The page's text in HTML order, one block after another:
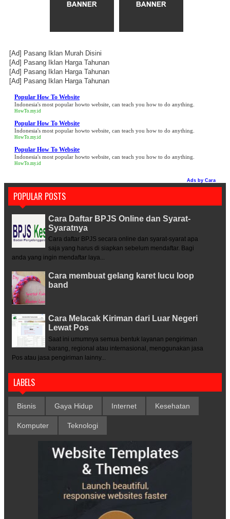
[Ad] Pasang Iklan Murah Disini
[Ad] Pasang Iklan Harga Tahunan
[Ad] Pasang Iklan Harga Tahunan
[Ad] Pasang Iklan Harga Tahunan
Popular How To Website
Indonesia's most popular howto website, can teach you how to do anything.
HowTo.my.id
Popular How To Website
Indonesia's most popular howto website, can teach you how to do anything.
HowTo.my.id
Popular How To Website
Indonesia's most popular howto website, can teach you how to do anything.
HowTo.my.id
Ads by Cara
POPULAR POSTS
Cara Daftar BPJS Online dan Syarat-
Syaratnya
Cara daftar BPJS secara online dan syarat-syarat apa
saja yang harus di siapkan sebelum mendaftar. Bagi
anda yang ingin mendaftar laya...
Cara membuat gelang karet lucu loop
band
Cara Melacak Kiriman dari Luar Negeri
Lewat Pos
Saat ini umumnya semua bentuk layanan pengiriman
barang, regional atau internasional, menggunakan jasa
Pos atau jasa pengiriman lainny...
LABELS
Bisnis Gaya Hidup Internet Kesehatan
Komputer Teknologi